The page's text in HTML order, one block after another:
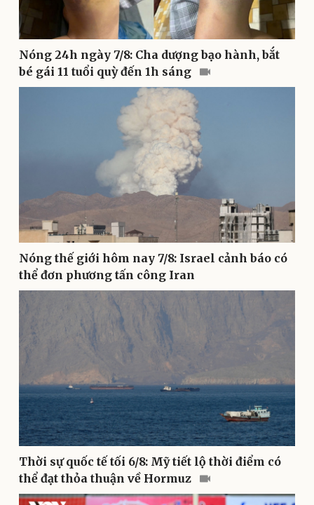
Bóng đá
Lịch thi đấu bóng đá
Thế giới thể thao
eSports
Hậu trường
Ô tô
Xe máy
Tư vấn
Doanh nghiệp
Thông tin doanh nghiệp
Doanh nghiệp 24h
Doanh nhân
Vì cộng đồng
Công nghệ
Sành điệu
Tin Công nghệ
Trải nghiệm
Nóng 24h ngày 7/8: Cha dượng bạo hành, bắt
bé gái 11 tuổi quỳ đến 1h sáng
Nóng thế giới hôm nay 7/8: Israel cảnh báo có
thể đơn phương tấn công Iran
Thời sự quốc tế tối 6/8: Mỹ tiết lộ thời điểm có
thể đạt thỏa thuận về Hormuz